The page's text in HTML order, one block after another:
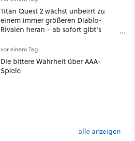
Titan Quest 2 wächst unbeirrt zu
einem immer größeren Diablo-
Rivalen heran - ab sofort gibt's
Klasse
vor einem Tag
Die bittere Wahrheit über AAA-
Spiele
alle anzeigen